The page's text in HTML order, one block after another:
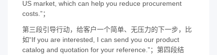
US market, which can help you reduce procurement
costs.”；
第三段引导行动，给客户一个简单、无压力的下一步，比
如“If you are interested, I can send you our product
catalog and quotation for your reference.”；第四段结